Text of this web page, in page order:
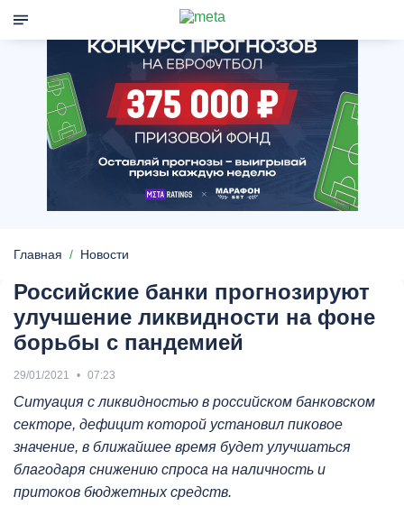
Главная Новости
Российские банки прогнозируют
улучшение ликвидности на фоне
борьбы с пандемией
29/01/2021 07:23
Ситуация с ликвидностью в российском банковском
секторе, дефицит которой установил пиковое
значение, в ближайшее время будет улучшаться
благодаря снижению спроса на наличность и
притоков бюджетных средств.